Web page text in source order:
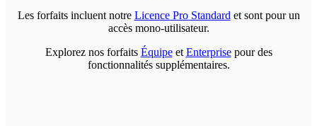
Les forfaits incluent notre Licence Pro Standard et sont pour un
accès mono-utilisateur.
Explorez nos forfaits Équipeet Enterprisepour des
fonctionnalités supplémentaires.